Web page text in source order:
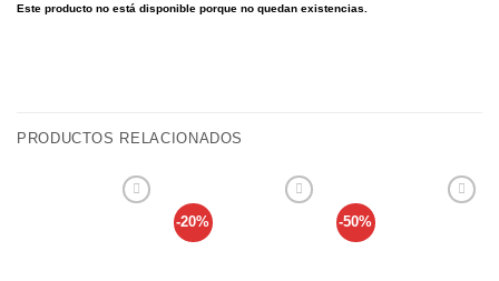
Este producto no está disponible porque no quedan existencias.
PRODUCTOS RELACIONADOS
-20% -50%